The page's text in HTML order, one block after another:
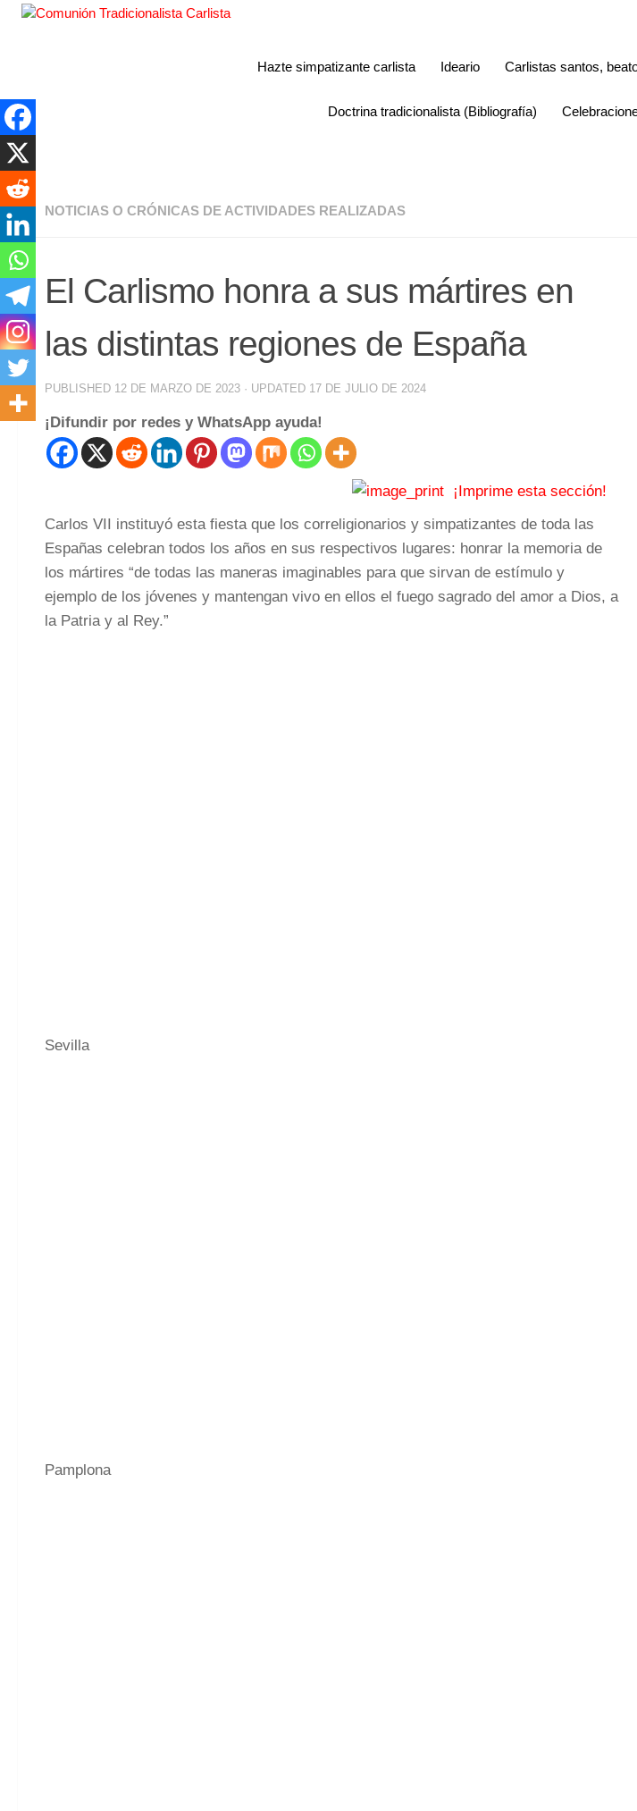
Hazte simpatizante carlista Ideario Carlistas santos,
Doctrina tradicionalista (Bibliografía)
NOTICIAS O CRÓNICAS DE ACTIVIDADES REALIZADAS
El Carlismo honra a sus mártires en
las distintas regiones de España
PUBLISHED 12 DE MARZO DE 2023 · UPDATED 17 DE JULIO DE 2024
¡Difundir por redes y WhatsApp ayuda!
¡Imprime esta sección!
Carlos VII instituyó esta fiesta que los correligionarios y simpatizantes de toda las
Españas celebran todos los años en sus respectivos lugares: honrar la memoria de
los mártires “de todas las maneras imaginables para que sirvan de estímulo y
ejemplo de los jóvenes y mantengan vivo en ellos el fuego sagrado del amor a Dios, a
la Patria y al Rey.”
Sevilla
Pamplona